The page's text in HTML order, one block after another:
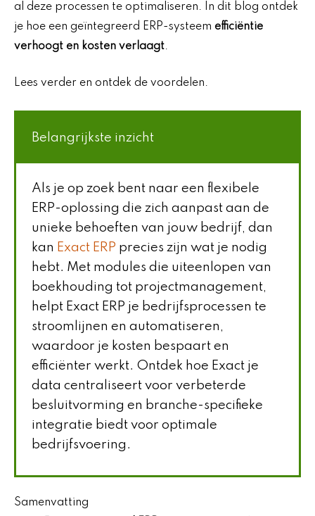
al deze processen te optimaliseren. In dit blog ontdek
je hoe een geïntegreerd ERP-systeem efficiëntie
verhoogt en kosten verlaagt.
Lees verder en ontdek de voordelen.
Belangrijkste inzicht
Als je op zoek bent naar een flexibele
ERP-oplossing die zich aanpast aan de
unieke behoeften van jouw bedrijf, dan
kan Exact ERP precies zijn wat je nodig
hebt. Met modules die uiteenlopen van
boekhouding tot projectmanagement,
helpt Exact ERP je bedrijfsprocessen te
stroomlijnen en automatiseren,
waardoor je kosten bespaart en
efficiënter werkt. Ontdek hoe Exact je
data centraliseert voor verbeterde
besluitvorming en branche-specifieke
integratie biedt voor optimale
bedrijfsvoering.
Samenvatting